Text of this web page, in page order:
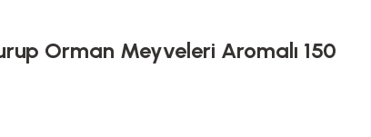
Orman Meyveleri Aromalı 150